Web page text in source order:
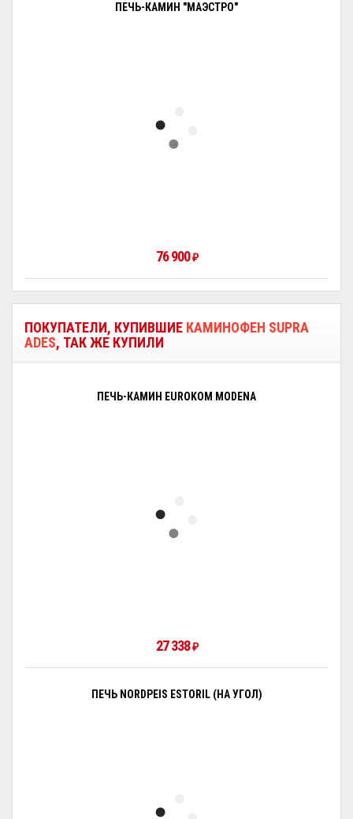
ПЕЧЬ-КАМИН "МАЭСТРО"
76 900₽
ПОКУПАТЕЛИ, КУПИВШИЕ КАМИНОФЕН SUPRA
ADES, ТАК ЖЕ КУПИЛИ
ПЕЧЬ-КАМИН EUROKOM MODENA
27 338₽
ПЕЧЬ NORDPEIS ESTORIL (НА УГОЛ)